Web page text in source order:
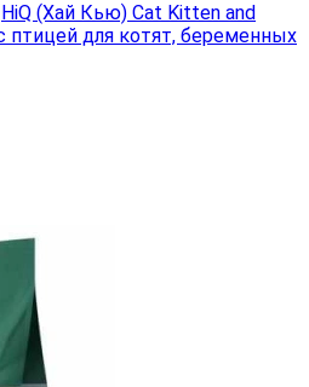
HiQ (Хай Кью) Cat Kitten and
птицей для котят, беременных